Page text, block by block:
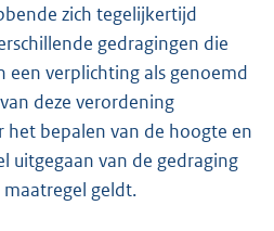
zich tegelijkertijd
gedragingen die
een verplichting als genoemd
deze verordening
bepalen van de hoogte en
uitgegaan van de gedraging
geldt.